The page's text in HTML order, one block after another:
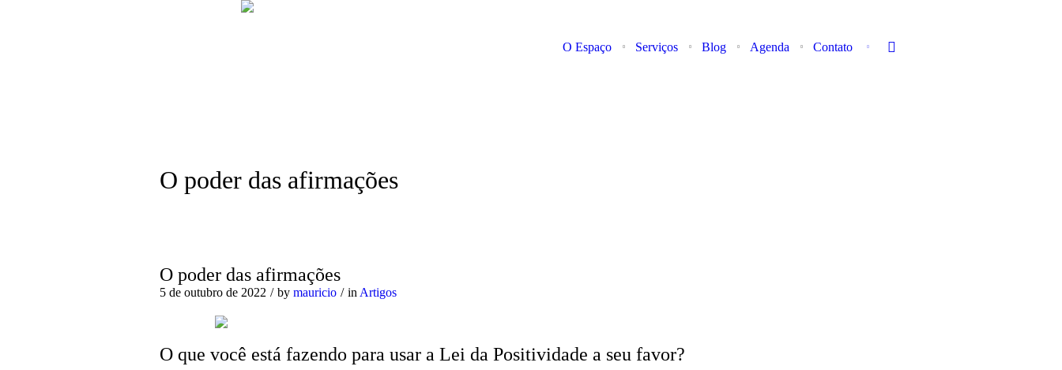
O Espaço Serviços Blog Agenda Contato
O poder das afirmações
O poder das afirmações
5 de outubro de 2022 by mauricio in Artigos
O que você está fazendo para usar a Lei da Positividade a seu favor?